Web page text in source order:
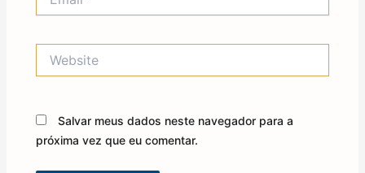
Salvar meus dados neste navegador para a
próxima vez que eu comentar.